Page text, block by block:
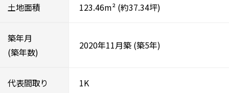
土地面積 123.46m² (約37.34坪)
築年月
(築年数)
2020年11月築 (築5年)
代表間取り 1K